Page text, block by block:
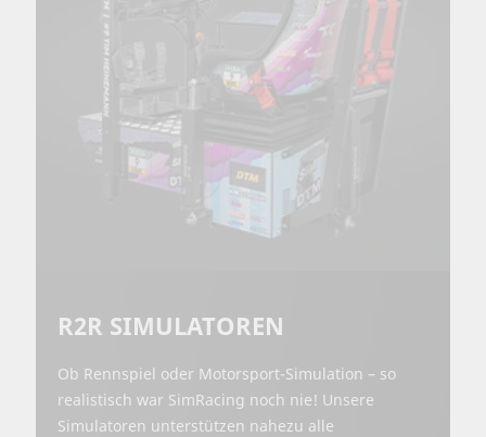
R2R SIMULATOREN
Ob Rennspiel oder Motorsport-Simulation – so
realistisch war SimRacing noch nie! Unsere
Simulatoren unterstützen nahezu alle